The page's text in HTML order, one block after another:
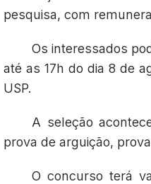
pesquisa, com
Os interessados
até as 17h do dia 8 de
USP.
A seleção
prova de arguição,
O concurso terá